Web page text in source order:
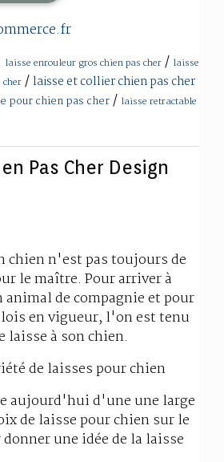
laisse enrouleur gros chien pas cher / laisse
cher /laisse et collier chien pas cher
pour chien pas cher/ laisse retractable
Pas Cher Design
chien n'est pas toujours de
le maître. Pour arriver à
de compagnie et pour
en vigueur, l'on est tenu
laisse à son chien.
de laisses pour chien
aujourd'hui d'une une large
de laisse pour chien sur le
une idée de la laisse